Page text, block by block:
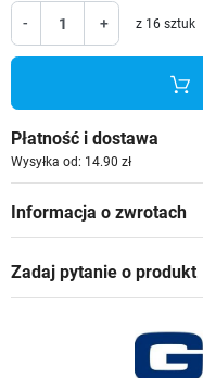
- + z 16 sztuk
Płatność i dostawa
Wysyłka od: 14.90 zł
Informacja o zwrotach
Zadaj pytanie o produkt